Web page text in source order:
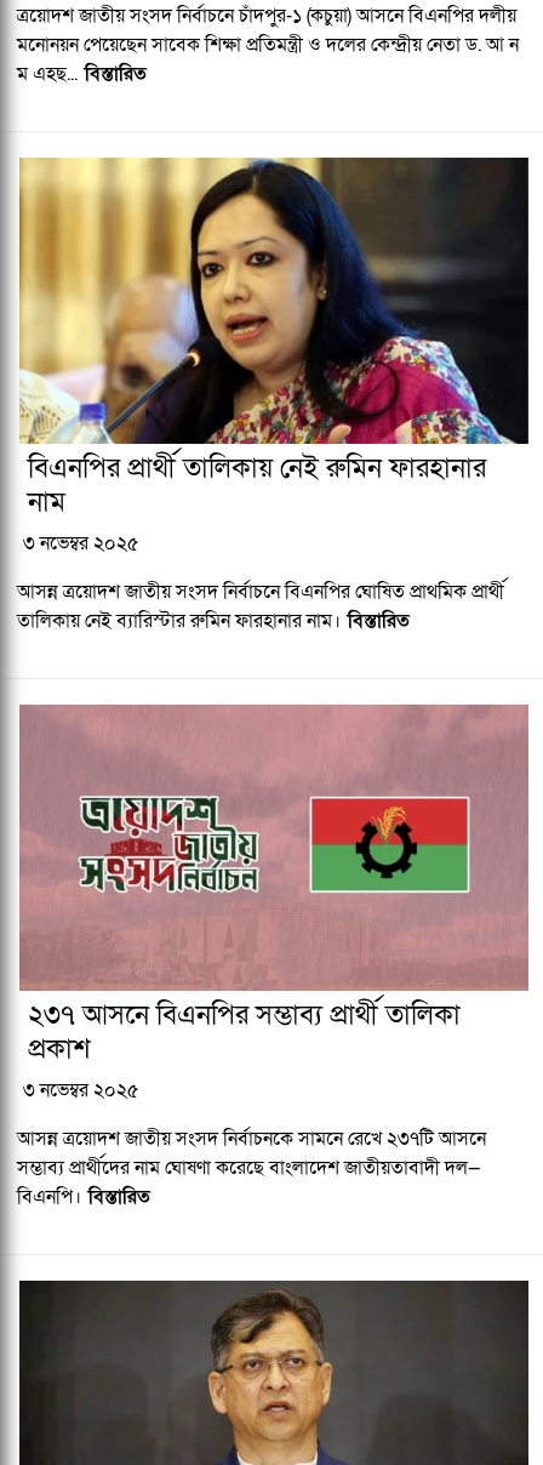
ত্রয়োদশ জাতীয় সংসদ নির্বাচনে চাঁদপুর-১ (কচুয়া) আসনে বিএনপির দলীয়
মনোনয়ন পেয়েছেন সাবেক শিক্ষা প্রতিমন্ত্রী ও দলের কেন্দ্রীয় নেতা ড. আ ন
ম এহছ... বিস্তারিত
বিএনপির প্রার্থী তালিকায় নেই রুমিন ফারহানার
নাম
৩ নভেম্বর ২০২৫
আসন্ন ত্রয়োদশ জাতীয় সংসদ নির্বাচনে বিএনপির ঘোষিত প্রাথমিক প্রার্থী
তালিকায় নেই ব্যারিস্টার রুমিন ফারহানার নাম। বিস্তারিত
২৩৭ আসনে বিএনপির সম্ভাব্য প্রার্থী তালিকা
প্রকাশ
৩ নভেম্বর ২০২৫
আসন্ন ত্রয়োদশ জাতীয় সংসদ নির্বাচনকে সামনে রেখে ২৩৭টি আসনে
সম্ভাব্য প্রার্থীদের নাম ঘোষণা করেছে বাংলাদেশ জাতীয়তাবাদী দল—
বিএনপি। বিস্তারিত